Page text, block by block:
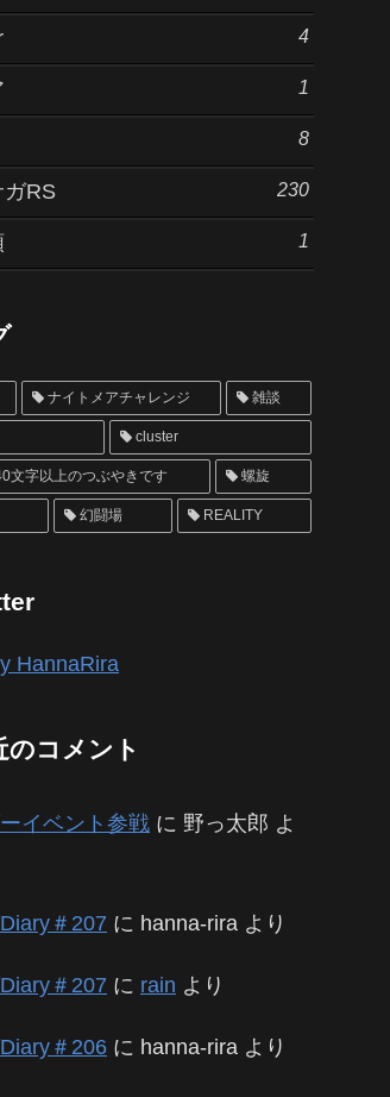
4
1
8
ガRS 230
1
ナイトメアチャレンジ 雑談
cluster
文字以上のつぶやきです 螺旋
幻闘場 REALITY
HannaRira
のコメント
イベント参戦 に 野っ太郎 よ
＃207 に hanna-rira より
＃207 に rain より
＃206 に hanna-rira より